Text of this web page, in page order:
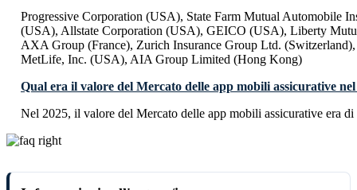
Progressive Corporation (USA), State Farm Mutual Automobile
(USA), Allstate Corporation (USA), GEICO (USA), Liberty
AXA Group (France), Zurich Insurance Group Ltd.
MetLife, Inc. (USA), AIA Group Limited (Hong Kong)
Qual era il valore del Mercato delle app mobili assicurative nel
Nel 2025, il valore del Mercato delle app mobili assicurative era